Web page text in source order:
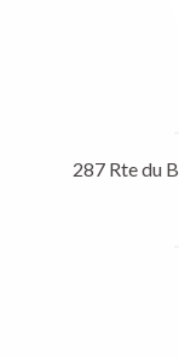
287 Rte du